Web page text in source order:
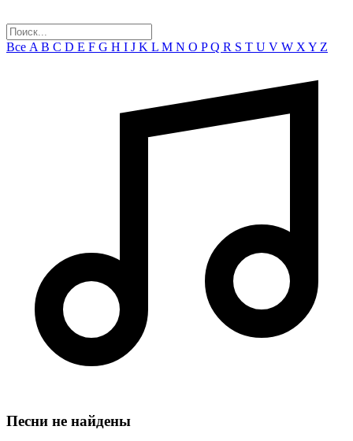
Все A B C D E F G H I J K L M N O PQ R S T U V W X Y Z
Песни не найдены